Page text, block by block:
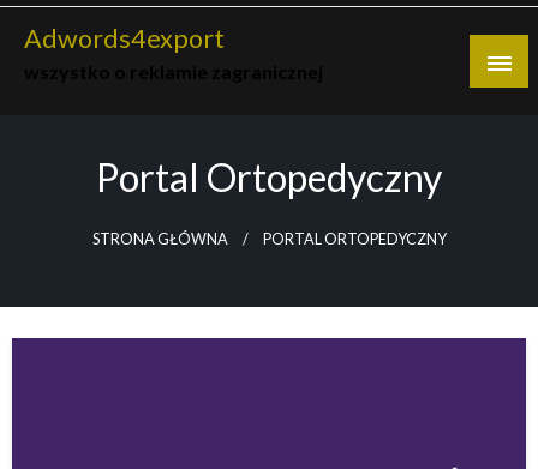
Skip
Adwords4export
Portal Ortopedyczny
STRONA GŁÓWNA PORTAL ORTOPEDYCZNY